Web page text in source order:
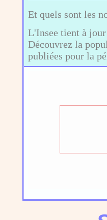
Et quels sont les
L'Insee tient à
Découvrez la
publiées pour la